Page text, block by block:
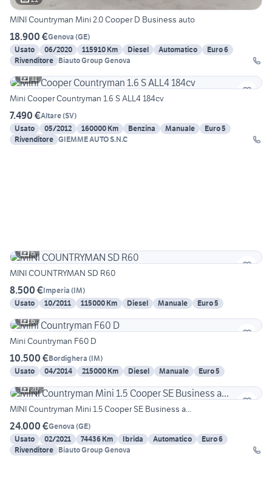
MINI Countryman Mini 2.0 Cooper D Business auto
18.900 €Genova (GE)
Usato
06/2020 115910 Km Diesel Automatico
Euro 6
Rivenditore Biauto Group Genova
11
Mini Cooper Countryman 1.6 S ALL4 184cv
7.490 €Altare(SV)
Usato
05/2012 160000 Km Benzina Manuale
Euro 5
Rivenditore GIEMME AUTO S.N.C
6
MINI COUNTRYMAN SD R60
8.500 €Imperia (IM)
Usato
10/2011 115000 Km Diesel Manuale
Euro 5
6
Mini Countryman F60 D
10.500 €Bordighera (IM)
Usato
04/2014 215000 Km Diesel Manuale
Euro 5
20
MINI Countryman Mini 1.5 Cooper SE Business a...
24.000 €Genova (GE)
Usato
02/2021 74436 Km Ibrida Automatico
Euro 6
Rivenditore Biauto Group Genova